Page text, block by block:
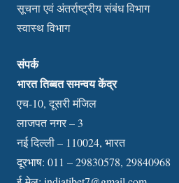
सूचना एवं अंतर्राष्ट्रीय संबंध विभाग
स्वास्थ विभाग
संपर्क
भारत तिब्बत समन्वय केंद्र
एच-10, दूसरी मंजिल
लाजपत नगर – 3
नई दिल्ली – 110024, भारत
दूरभाष: 011 – 29830578, 29840968